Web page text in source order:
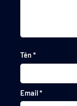
Tên *
Email*